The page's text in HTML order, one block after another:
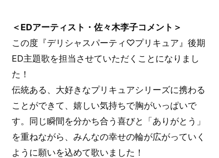
＜EDアーティスト・佐々木李子コメント＞
この度『デリシャスパーティ♡プリキュア』後期
ED主題歌を担当させていただくことになりまし
た！
伝統ある、大好きなプリキュアシリーズに携わる
ことができて、嬉しい気持ちで胸がいっぱいで
す。同じ瞬間を分かち合う喜びと「ありがとう」
を重ねながら、みんなの幸せの輪が広がっていく
ように願いを込めて歌いました！